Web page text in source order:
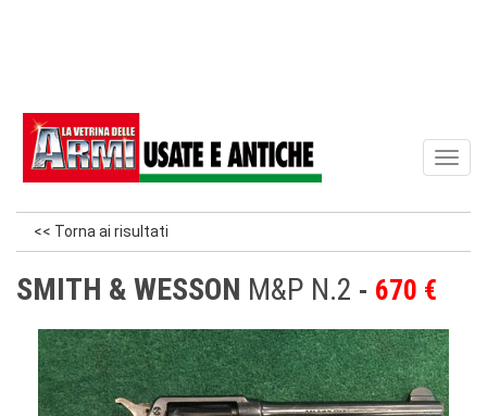
<< Torna ai risultati
SMITH & WESSON M&P N.2 670 €